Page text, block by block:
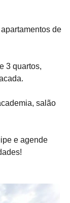
de
3 quartos,
salão
e agende